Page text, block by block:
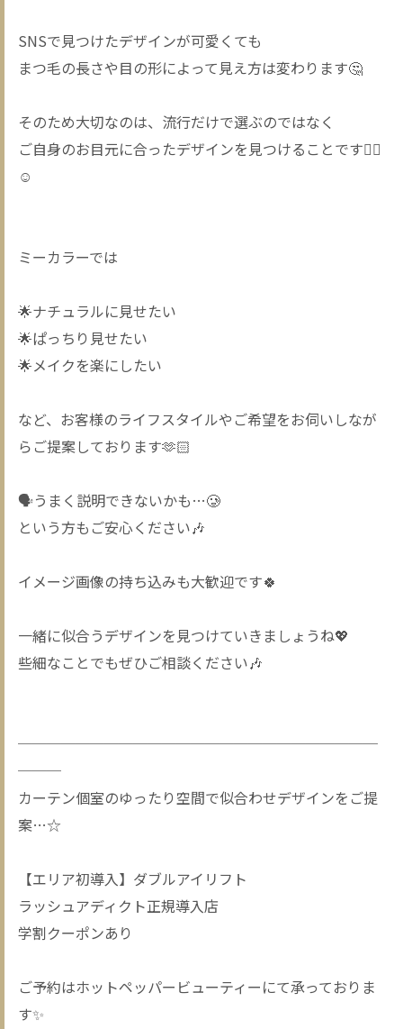
SNSで見つけたデザインが可愛くても
まつ毛の長さや目の形によって見え方は変わります🤔
そのため大切なのは、流行だけで選ぶのではなく
ご自身のお目元に合ったデザインを見つけることです✊🏻
☺️
ミーカラーでは
🌟ナチュラルに見せたい
🌟ぱっちり見せたい
🌟メイクを楽にしたい
など、お客様のライフスタイルやご希望をお伺いしなが
らご提案しております🫶🏻
🗣️うまく説明できないかも…🥲
という方もご安心ください🎶
イメージ画像の持ち込みも大歓迎です🍀
一緒に似合うデザインを見つけていきましょうね💖
些細なことでもぜひご相談ください🎶
─────────────────────────
───
カーテン個室のゆったり空間で似合わせデザインをご提
案…☆
【エリア初導入】ダブルアイリフト
ラッシュアディクト正規導入店
学割クーポンあり
ご予約はホットペッパービューティーにて承っておりま
す✨